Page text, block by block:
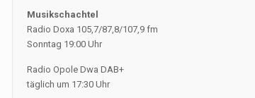
Musikschachtel
Radio Doxa 105,7/87,8/107,9 fm
Sonntag 19:00 Uhr
Radio Opole Dwa DAB+
täglich um 17:30 Uhr